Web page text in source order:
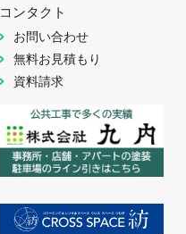
コンタクト
お問い合わせ
無料お見積もり
資料請求